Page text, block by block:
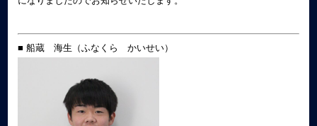
■ 船蔵 海生（ふなくら かいせい）